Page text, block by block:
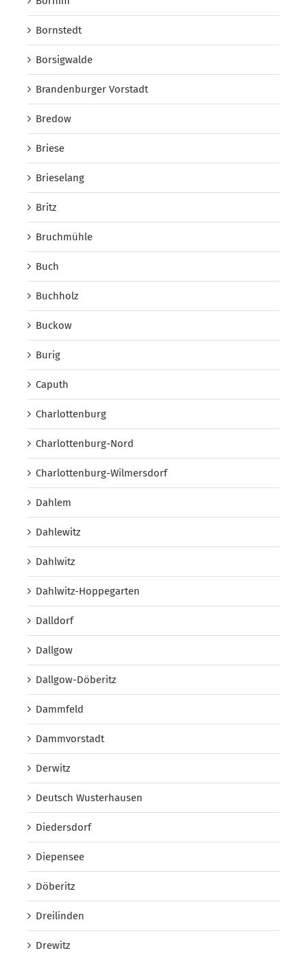
Bornstedt
Borsigwalde
Brandenburger Vorstadt
Bredow
Briese
Brieselang
Britz
Bruchmühle
Buch
Buchholz
Buckow
Burig
Caputh
Charlottenburg
Charlottenburg-Nord
Charlottenburg-Wilmersdorf
Dahlem
Dahlewitz
Dahlwitz
Dahlwitz-Hoppegarten
Dalldorf
Dallgow
Dallgow-Döberitz
Dammfeld
Dammvorstadt
Derwitz
Deutsch Wusterhausen
Diedersdorf
Diepensee
Döberitz
Dreilinden
Drewitz